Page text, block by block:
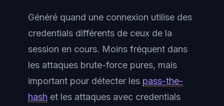
Généré quand une connexion utilise des
credentials différents de ceux de la
session en cours. Moins fréquent dans
les attaques brute-force pures, mais
important pour détecter les pass-the-
hash et les attaques avec credentials